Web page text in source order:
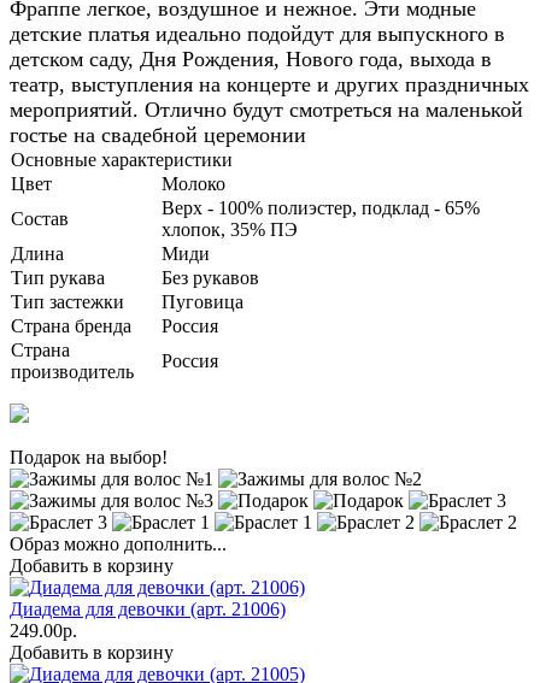
Фраппе легкое, воздушное и нежное. Эти модные
детские платья идеально подойдут для выпускного в
детском саду, Дня Рождения, Нового года, выхода в
театр, выступления на концерте и других праздничных
мероприятий. Отлично будут смотреться на маленькой
гостье на свадебной церемонии
Основные характеристики
Цвет
Молоко
Состав
Верх - 100% полиэстер, подклад - 65%
хлопок, 35% ПЭ
Длина
Миди
Тип рукава
Без рукавов
Тип застежки
Пуговица
Страна бренда
Россия
Страна
производитель
Россия
Подарок на выбор!
Образ можно дополнить...
Добавить в корзину
Диадема для девочки (арт. 21006)
249.00р.
Добавить в корзину